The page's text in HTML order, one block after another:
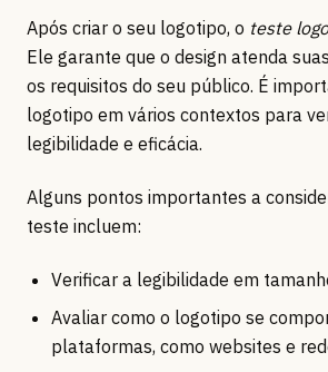
Após criar o seu logotipo, o teste
Ele garante que o design atenda
os requisitos do seu público. É
logotipo em vários contextos para
legibilidade e eficácia.
Alguns pontos importantes a
teste incluem:
Verificar a legibilidade em
Avaliar como o logotipo se
plataformas, como websites e